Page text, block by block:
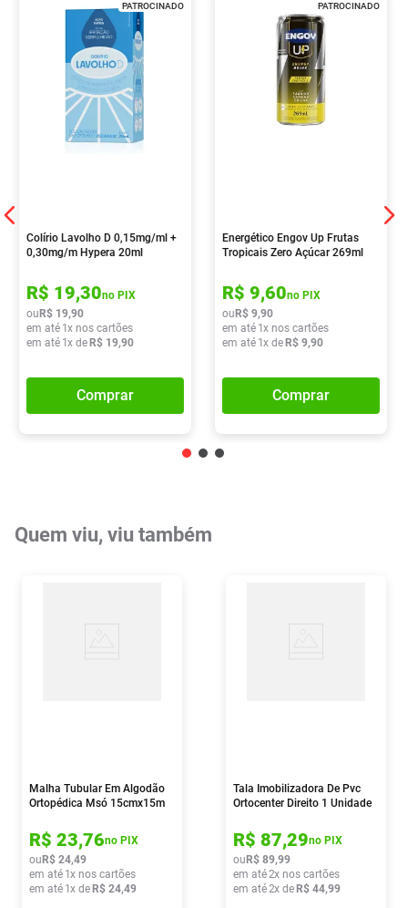
PATROCINADO
Colírio Lavolho D 0,15mg/ml +
0,30mg/m Hypera 20ml
R$ 19,30no PIX
ou R$ 19,90
em até 1x nos cartões
em até 1x de R$ 19,90
Comprar
PATROCINADO
Energético Engov Up Frutas
Tropicais Zero Açúcar 269ml
R$ 9,60no PIX
ou R$ 9,90
em até 1x nos cartões
em até 1x de R$ 9,90
Comprar
Quem viu, viu também
Malha Tubular Em Algodão
Ortopédica Msó 15cmx15m
R$ 23,76no PIX
ou R$ 24,49
em até 1x nos cartões
em até 1x de R$ 24,49
Tala Imobilizadora De Pvc
Ortocenter Direito 1 Unidade
R$ 87,29no PIX
ou R$ 89,99
em até2x nos cartões
em até2x de R$ 44,99